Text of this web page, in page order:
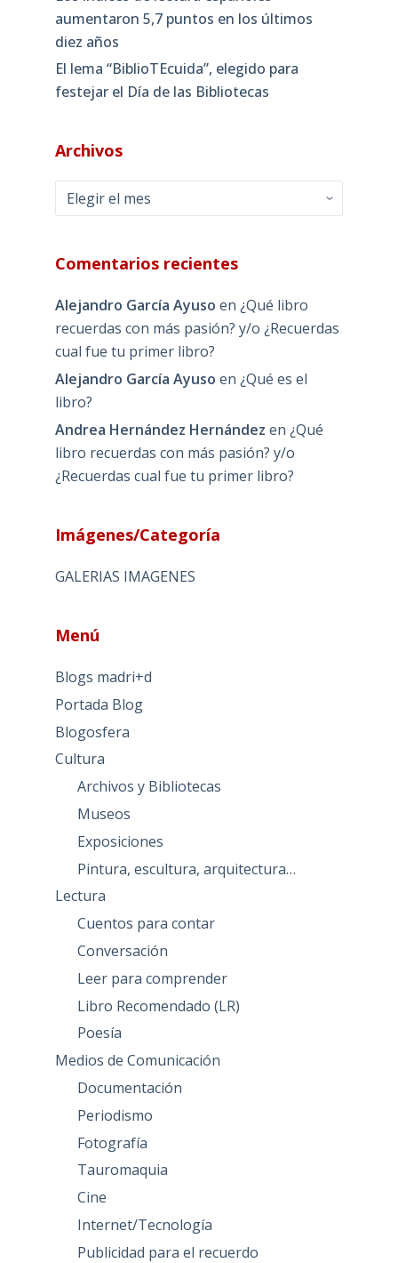
aumentaron 5,7 puntos en los últimos
diez años
El lema “BiblioTEcuida”, elegido para
festejar el Día de las Bibliotecas
Archivos
Archivos
Comentarios recientes
Alejandro García Ayuso en ¿Qué libro
recuerdas con más pasión? y/o ¿Recuerdas
cual fue tu primer libro?
Alejandro García Ayuso en ¿Qué es el
libro?
Andrea Hernández Hernández en ¿Qué
libro recuerdas con más pasión? y/o
¿Recuerdas cual fue tu primer libro?
Imágenes/Categoría
GALERIAS IMAGENES
Menú
Blogs madri+d
Portada Blog
Blogosfera
Cultura
Archivos y Bibliotecas
Museos
Exposiciones
Pintura, escultura, arquitectura…
Lectura
Cuentos para contar
Conversación
Leer para comprender
Libro Recomendado (LR)
Poesía
Medios de Comunicación
Documentación
Periodismo
Fotografía
Tauromaquia
Cine
Internet/Tecnología
Publicidad para el recuerdo